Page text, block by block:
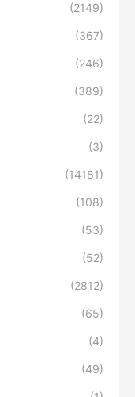
(2149)
(367)
(246)
(389)
(22)
(3)
(14181)
(108)
(53)
(52)
(2812)
(65)
(4)
(49)